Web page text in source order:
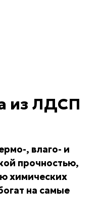
из ЛДСП
, влаго- и
прочностью,
химических
на самые